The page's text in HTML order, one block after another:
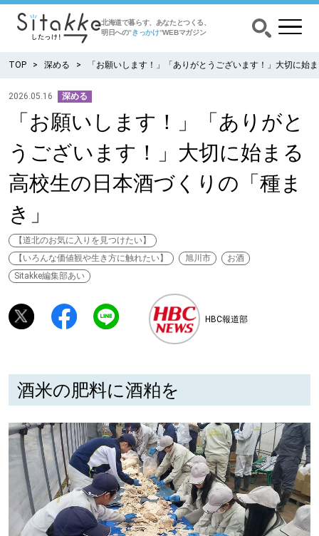
北海道で暮らす、あなたとつくる、
明日への”きっかけ”WEBマガジン
CATEGORY カテゴリー
食べる
暮らす
みがく
育む
ゆるむ
SitakkeTV
LOCAL ローカルエリア
all
TOP 深める 「お願いします！」「ありがとうございます！」大切に始
2026.05.16 深める
「お願いします！」「ありがと
うございます！」大切に始まる
高校生の日本酒づくりの「種ま
き」
【道北のお気に入りを見つけたい】
【いろんな価値観や生き方に触れたい】
旭川市
お酒
Sitakke編集部あい
HBC報道部
酒米の肥料に酒粕を